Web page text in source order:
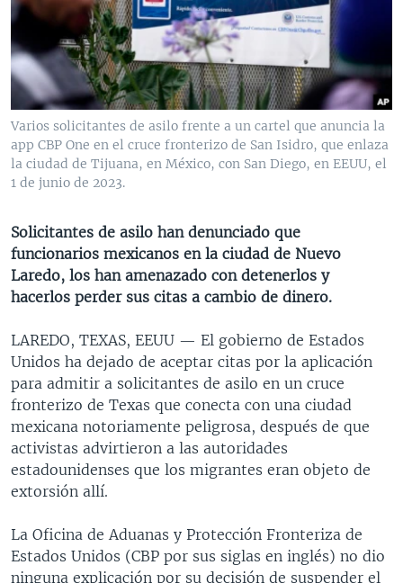
VENEZUELA
BRASIL
NICARAGUA
ECONOMÍA
ENTRETENIMIENTO Y CULTURA
TECNOLOGÍA
DEPORTES
CIENCIA Y SALUD
MULTIMEDIA
VIDEOS
FOTOGRAFÍA
AUDIOS
PROGRAMAS TV
EL MUNDO AL DÍA
FORO INTERAMERICANO
VISIÓN 360
LAS CLAVES
RADIO
AVANCE INFORMATIVO
AUDIONOTICIAS
BUENOS DÍAS AMÉRICA
EL MUNDO AL DÍA [RADIO]
FORO [RADIO]
DEPORTIVO INTERNACIONAL
NOTA ECONÓMICA
ENTRETENIMIENTO
DIRECT
DOCUMENTALES DE LA VOA
Learning English
SÍGANOS
Varios solicitantes de asilo frente a un cartel que anuncia la
app CBP One en el cruce fronterizo de San Isidro, que enlaza
la ciudad de Tijuana, en México, con San Diego, en EEUU, el
1 de junio de 2023.
Solicitantes de asilo han denunciado que
funcionarios mexicanos en la ciudad de Nuevo
Laredo, los han amenazado con detenerlos y
hacerlos perder sus citas a cambio de dinero.
LAREDO, TEXAS, EEUU — El gobierno de Estados
Unidos ha dejado de aceptar citas por la aplicación
para admitir a solicitantes de asilo en un cruce
fronterizo de Texas que conecta con una ciudad
mexicana notoriamente peligrosa, después de que
activistas advirtieron a las autoridades
estadounidenses que los migrantes eran objeto de
extorsión allí.
La Oficina de Aduanas y Protección Fronteriza de
Estados Unidos (CBP por sus siglas en inglés) no dio
ninguna explicación por su decisión de suspender el